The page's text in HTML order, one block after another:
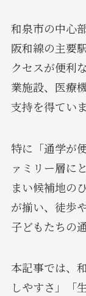
和泉市の中心
阪和線の主要
クセスが便利
業施設、医療
支持を得ていま
特に「通学が
ァミリー層に
まい候補地の
が揃い、徒歩
子どもたちの
本記事では、
しやすさ」「